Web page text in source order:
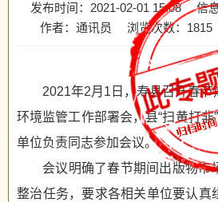
发布时间：2021-02-01 15:08
信
作者：通讯员
浏览次数： 1815
2021年2月1日，寿县召开春
环境监管工作部署会，县“扫黄打非
单位负责同志参加会议。
会议明确了春节期间出版物市
整治任务，要求各相关单位要认真